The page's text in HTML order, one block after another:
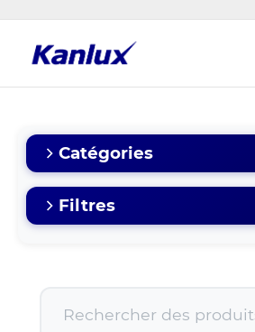
główna
Catégories
Filtres